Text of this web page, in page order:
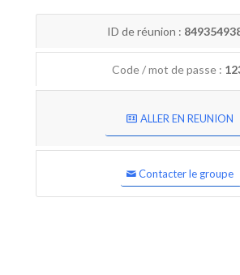
ID de réunion :
Code / mot de passe :
ALLER EN REUNION
Contacter le groupe